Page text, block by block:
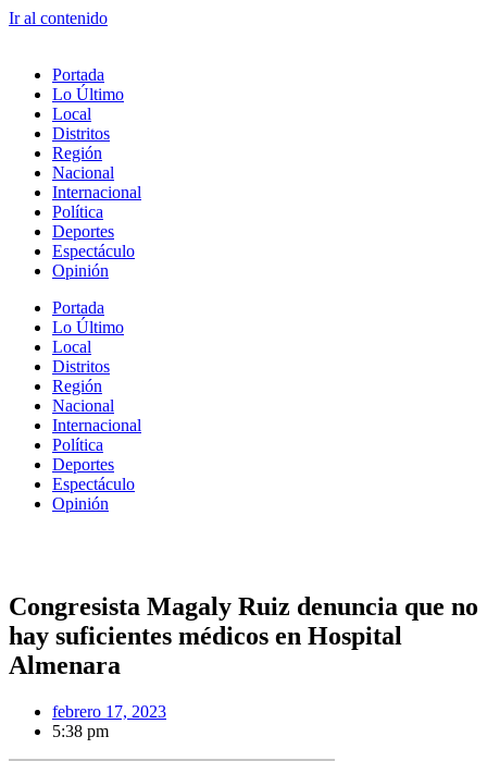
Ir al contenido
Portada
Lo Último
Local
Distritos
Región
Nacional
Internacional
Política
Deportes
Espectáculo
Opinión
Portada
Lo Último
Local
Distritos
Región
Nacional
Internacional
Política
Deportes
Espectáculo
Opinión
Congresista Magaly Ruiz denuncia que no
hay suficientes médicos en Hospital
Almenara
febrero 17, 2023
5:38 pm